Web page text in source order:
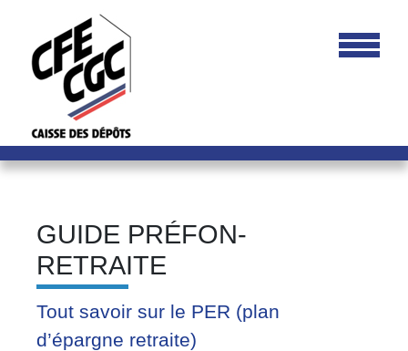
GUIDE PRÉFON-
RETRAITE
Tout savoir sur le PER (plan
d’épargne retraite)